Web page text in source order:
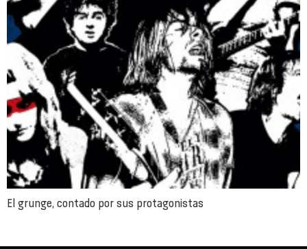
El grunge, contado por sus protagonistas